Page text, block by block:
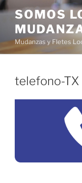
Ir
contenido
SOMOS
Mudanzas y Fletes
telefono-TX